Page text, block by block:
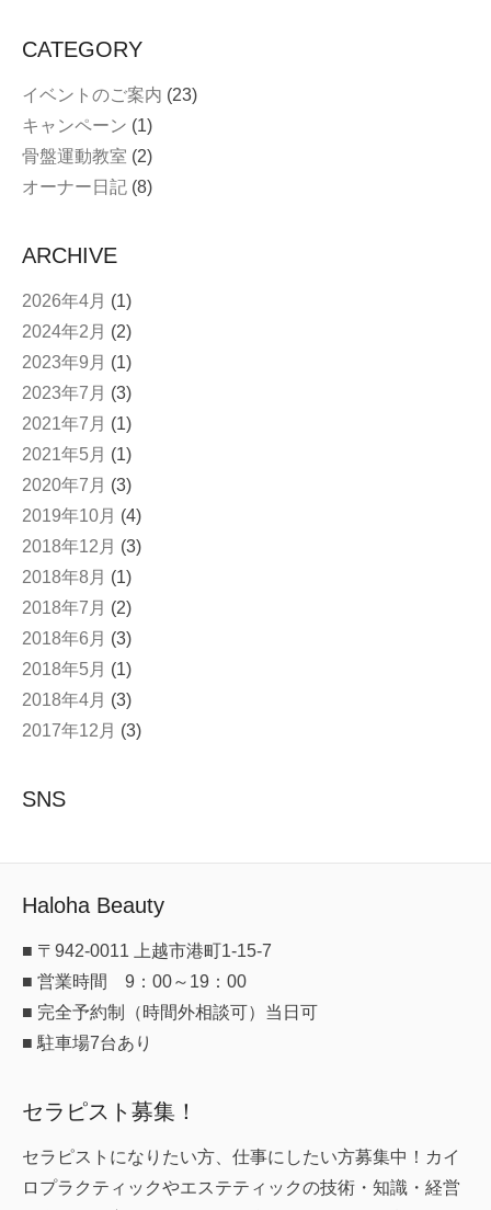
CATEGORY
イベントのご案内 (23)
キャンペーン (1)
骨盤運動教室 (2)
オーナー日記 (8)
ARCHIVE
2026年4月 (1)
2024年2月 (2)
2023年9月 (1)
2023年7月 (3)
2021年7月 (1)
2021年5月 (1)
2020年7月 (3)
2019年10月 (4)
2018年12月 (3)
2018年8月 (1)
2018年7月 (2)
2018年6月 (3)
2018年5月 (1)
2018年4月 (3)
2017年12月 (3)
SNS
Haloha Beauty
■ 〒942-0011 上越市港町1-15-7
■ 営業時間 9：00～19：00
■ 完全予約制（時間外相談可）当日可
■ 駐車場7台あり
セラピスト募集！
セラピストになりたい方、仕事にしたい方募集中！カイ
ロプラクティックやエステティックの技術・知識・経営